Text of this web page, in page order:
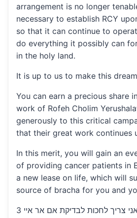
arrangement is no longer
necessary to establish RCY
so that it can continue to
do everything it possibly can
in the holy land.
It is up to us to make this
You can earn a precious share
work of Rofeh Cholim
generously to this critical
that their great work continues
In this merit, you will gain an
of providing cancer patients in
a new lease on life, which will
source of bracha for you and